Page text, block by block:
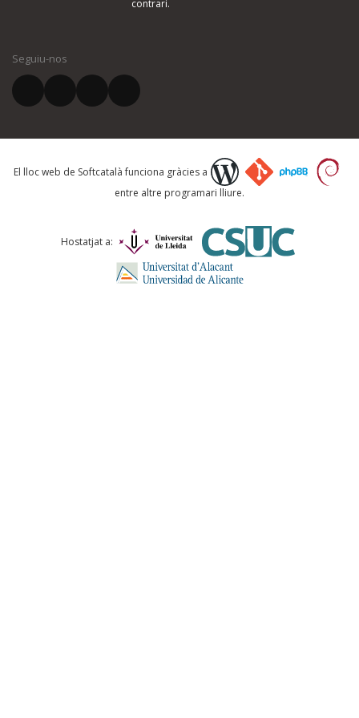
El vostre correu electrònic *
Què proposeu?
Comentari *
contrari.
Seguiu-nos
El lloc web de Softcatalà funciona gràcies a
entre altre programari lliure.
Hostatjat a: